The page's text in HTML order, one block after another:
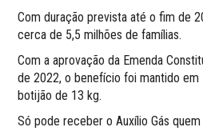
Com duração prevista até o fim de
cerca de 5,5 milhões de famílias.
Com a aprovação da Emenda
de 2022, o benefício foi mantido
botijão de 13 kg.
Só pode receber o Auxílio Gás